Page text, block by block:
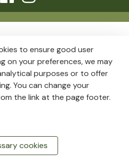
to ensure good user
on your preferences, we may
purposes or to offer
You can change your
the link at the page footer.
cookies